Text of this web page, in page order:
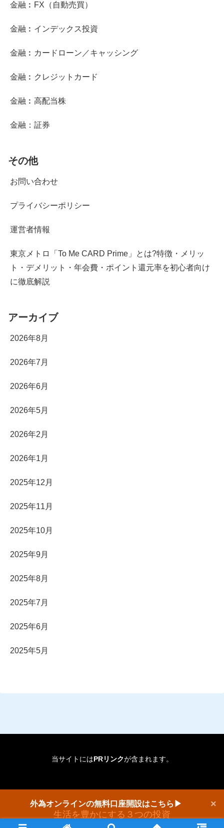
金融︰FX（自動売買）
金融︰インデックス投資
金融︰カードローン／キャッシング
金融︰クレジットカード
金融︰高配当株
金融：証券
その他
お問い合わせ
プライバシーポリシー
運営者情報
東京メトロ「To Me CARD Prime」とは?特徴・メリッ
ト・デメリット・年会費・ポイント還元率を初心者向け
に徹底解説
アーカイブ
2026年8月
2026年7月
2026年6月
2026年5月
2026年2月
2026年1月
2025年12月
2025年11月
2025年10月
2025年9月
2025年8月
2025年7月
2025年6月
2025年5月
当サイトにはPRリンクが含まれます。
生活を豊かにする３つの投資
外為オンラインの無料口座開設はこちら▶ ×